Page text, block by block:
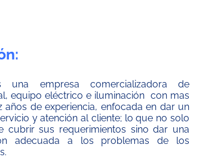
una empresa comercializadora de
equipo eléctrico e iluminación con mas
años de experiencia, enfocada en dar un
y atención al cliente; lo que no solo
cubrir sus requerimientos sino dar una
adecuada a los problemas de los